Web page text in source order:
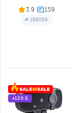
3.9
# 188059
+126 Б